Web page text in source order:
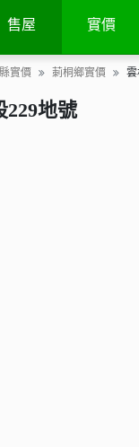
售屋 實價
實價 莿桐鄉實價 雲
229地號